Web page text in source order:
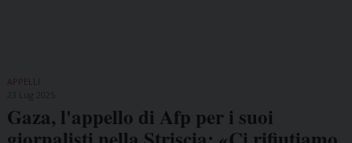
APPELLI
Gaza, l'appello di Afp per i suoi